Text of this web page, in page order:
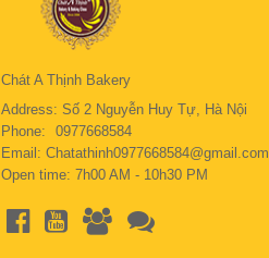
Chát A Thịnh Bakery
Address: Số 2 Nguyễn Huy Tự, Hà Nội
Phone:
0977668584
Email: Chatathinh0977668584@gmail.com
Open time: 7h00 AM - 10h30 PM